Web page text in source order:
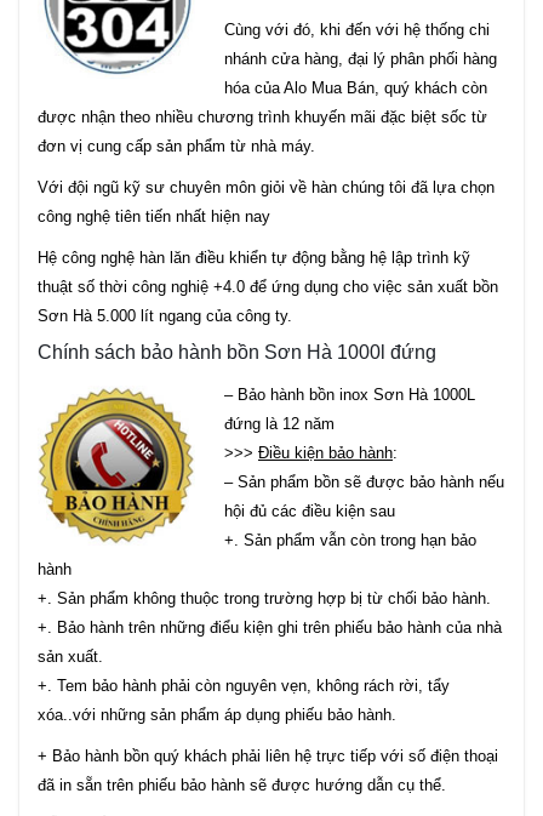
Cùng với đó, khi đến với hệ thống chi
nhánh cửa hàng, đại lý phân phối hàng
hóa của Alo Mua Bán, quý khách còn
được nhận theo nhiều chương trình khuyến mãi đặc biệt sốc từ
đơn vị cung cấp sản phẩm từ nhà máy.
Với đội ngũ kỹ sư chuyên môn giỏi về hàn chúng tôi đã lựa chọn
công nghệ tiên tiến nhất hiện nay
Hệ công nghệ hàn lăn điều khiển tự động bằng hệ lập trình kỹ
thuật số thời công nghiệ +4.0 để ứng dụng cho việc sản xuất bồn
Sơn Hà 5.000 lít ngang của công ty.
Chính sách bảo hành bồn Sơn Hà 1000l đứng
– Bảo hành bồn inox Sơn Hà 1000L
đứng là 12 năm
>>> Điều kiện bảo hành:
– Sản phẩm bồn sẽ được bảo hành nếu
hội đủ các điều kiện sau
+. Sản phẩm vẫn còn trong hạn bảo
hành
+. Sản phẩm không thuộc trong trường hợp bị từ chối bảo hành.
+. Bảo hành trên những điểu kiện ghi trên phiếu bảo hành của nhà
sản xuất.
+. Tem bảo hành phải còn nguyên vẹn, không rách rời, tẩy
xóa..với những sản phẩm áp dụng phiếu bảo hành.
+ Bảo hành bồn quý khách phải liên hệ trực tiếp với số điện thoại
đã in sẵn trên phiếu bảo hành sẽ được hướng dẫn cụ thể.